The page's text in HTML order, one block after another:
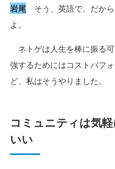
岩尾 そう、英語で。だか
よ。
ネトゲは人生を棒に振る
強するためにはコストパフ
ど、私はそうやりました。
コミュニティは気
いい